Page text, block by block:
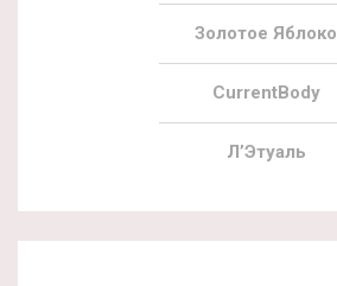
Золотое Яблоко
CurrentBody
Л’Этуаль